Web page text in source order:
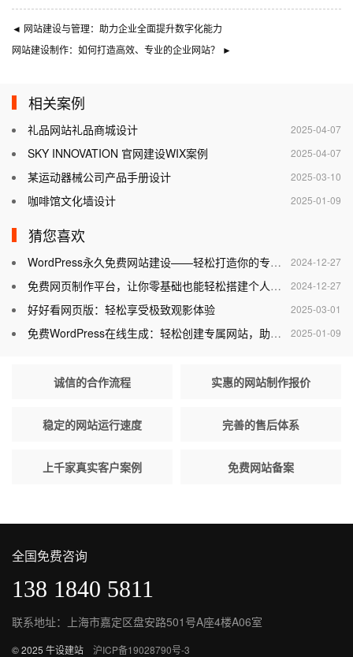
◄ 网站建设与管理：助力企业全面提升数字化能力
网站建设制作：如何打造高效、专业的企业网站？
►
相关案例
2025-04-07
礼品网站礼品商城设计
2025-04-07
SKY INNOVATION 官网建设WIX案例
2025-03-10
某运动器械公司产品手册设计
2025-01-09
咖啡馆文化墙设计
猜您喜欢
2024-12-27
WordPress永久免费网站建设——轻松打造你的专属网站
2024-12-27
免费网页制作平台，让你零基础也能轻松搭建个人网站
2025-03-01
好好看网页版：轻松享受极致观影体验
2025-01-09
免费WordPress在线生成：轻松创建专属网站，助力个人与企业腾飞
诚信的合作流程 实惠的网站制作报价
稳定的网站运行速度 完善的售后体系
上千家真实客户案例 免费网站备案
全国免费咨询
138 1840 5811
联系地址：上海市嘉定区盘安路501号A座4楼A06室
© 2025 牛设建站 沪ICP备19028790号-3